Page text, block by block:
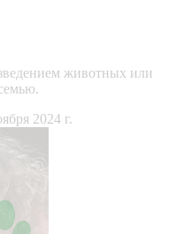
животных или
2024 г.